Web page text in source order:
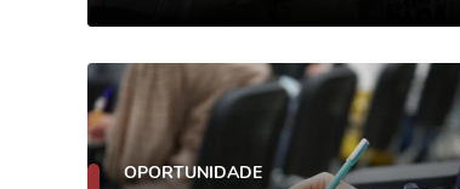
OPORTUNIDADE